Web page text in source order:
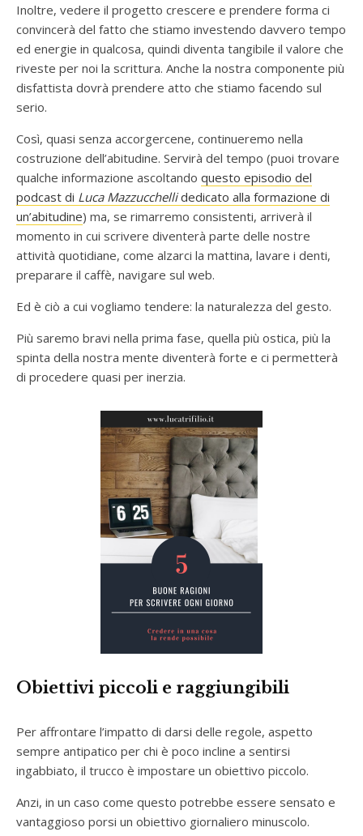
Inoltre, vedere il progetto crescere e prendere forma ci
convincerà del fatto che stiamo investendo davvero tempo
ed energie in qualcosa, quindi diventa tangibile il valore che
riveste per noi la scrittura. Anche la nostra componente più
disfattista dovrà prendere atto che stiamo facendo sul
serio.
Così, quasi senza accorgercene, continueremo nella
costruzione dell’abitudine. Servirà del tempo (puoi trovare
qualche informazione ascoltando questo episodio del
podcast di Luca Mazzucchellidedicato alla formazione di
un’abitudine) ma, se rimarremo consistenti, arriverà il
momento in cui scrivere diventerà parte delle nostre
attività quotidiane, come alzarci la mattina, lavare i denti,
preparare il caffè, navigare sul web.
Ed è ciò a cui vogliamo tendere: la naturalezza del gesto.
Più saremo bravi nella prima fase, quella più ostica, più la
spinta della nostra mente diventerà forte e ci permetterà
di procedere quasi per inerzia.
Obiettivi piccoli e raggiungibili
Per affrontare l’impatto di darsi delle regole, aspetto
sempre antipatico per chi è poco incline a sentirsi
ingabbiato, il trucco è impostare un obiettivo piccolo.
Anzi, in un caso come questo potrebbe essere sensato e
vantaggioso porsi un obiettivo giornaliero minuscolo.